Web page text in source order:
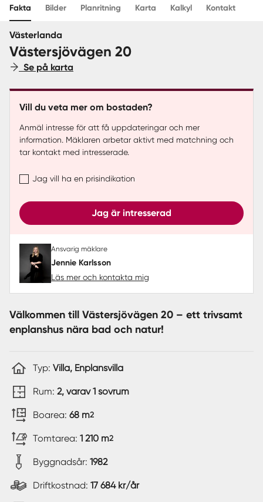
Sverige Spanien
Fakta Bilder Planritning Karta Kalkyl Kontakt
Västerlanda
Västersjövägen 20
Se på karta
Vill du veta mer om bostaden?
Anmäl intresse för att få uppdateringar och mer
information. Mäklaren arbetar aktivt med matchning och
tar kontakt med intresserade.
Jag vill ha en prisindikation
Jag är intresserad
Ansvarig mäklare
Jennie Karlsson
Läs mer och kontakta mig
Välkommen till Västersjövägen 20 – ett trivsamt
enplanshus nära bad och natur!
Typ: Villa, Enplansvilla
Rum: 2, varav 1 sovrum
Boarea: 68 m2
Tomtarea: 1 210 m2
Byggnadsår: 1982
Driftkostnad: 17 684 kr/år